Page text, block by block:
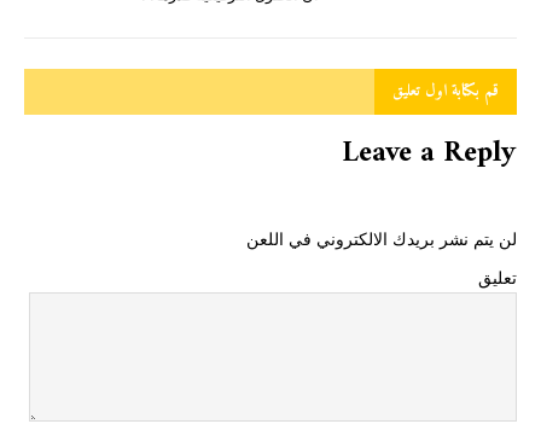
قم بكتابة اول تعليق
Leave a Reply
لن يتم نشر بريدك الالكتروني في اللعن
تعليق